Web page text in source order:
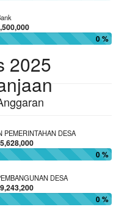
0 %
2025
PEMERINTAHAN DESA
0 %
DESA
0 %